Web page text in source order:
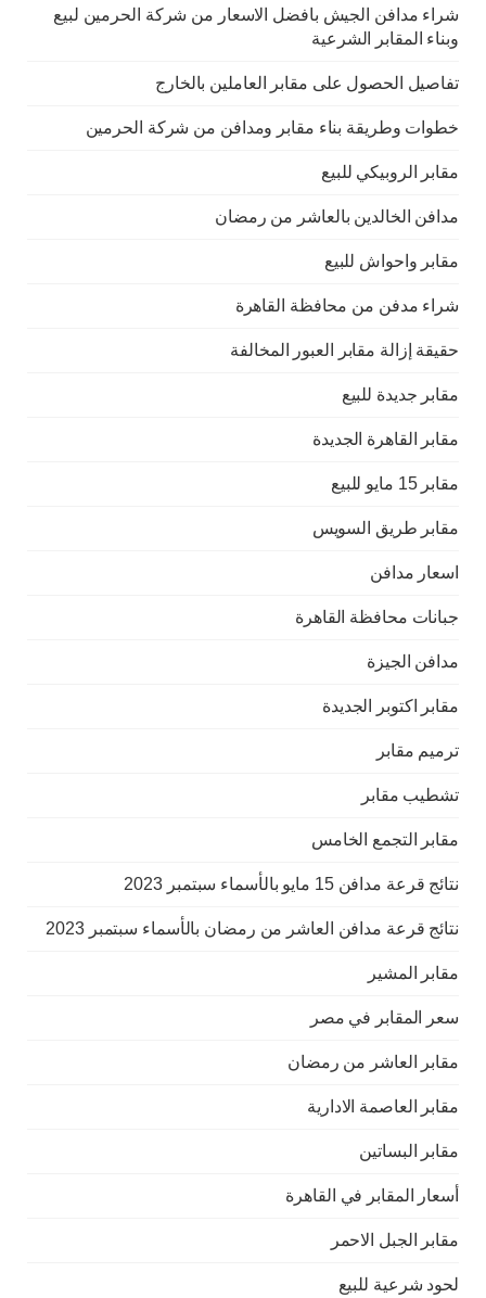
شراء مدافن الجيش بافضل الاسعار من شركة الحرمين لبيع
وبناء المقابر الشرعية
تفاصيل الحصول على مقابر العاملين بالخارج
خطوات وطريقة بناء مقابر ومدافن من شركة الحرمين
مقابر الروبيكي للبيع
مدافن الخالدين بالعاشر من رمضان
مقابر واحواش للبيع
شراء مدفن من محافظة القاهرة
حقيقة إزالة مقابر العبور المخالفة
مقابر جديدة للبيع
مقابر القاهرة الجديدة
مقابر 15 مايو للبيع
مقابر طريق السويس
اسعار مدافن
جبانات محافظة القاهرة
مدافن الجيزة
مقابر اكتوبر الجديدة
ترميم مقابر
تشطيب مقابر
مقابر التجمع الخامس
نتائج قرعة مدافن 15 مايو بالأسماء سبتمبر 2023
نتائج قرعة مدافن العاشر من رمضان بالأسماء سبتمبر 2023
مقابر المشير
سعر المقابر في مصر
مقابر العاشر من رمضان
مقابر العاصمة الادارية
مقابر البساتين
أسعار المقابر في القاهرة
مقابر الجبل الاحمر
لحود شرعية للبيع